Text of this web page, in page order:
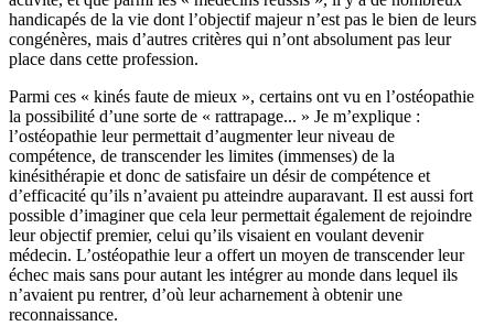
handicapés de la vie dont l’objectif majeur n’est pas le bien de leurs
congénères, mais d’autres critères qui n’ont absolument pas leur
place dans cette profession.
Parmi ces « kinés faute de mieux », certains ont vu en l’ostéopathie
la possibilité d’une sorte de « rattrapage... » Je m’explique :
l’ostéopathie leur permettait d’augmenter leur niveau de
compétence, de transcender les limites (immenses) de la
kinésithérapie et donc de satisfaire un désir de compétence et
d’efficacité qu’ils n’avaient pu atteindre auparavant. Il est aussi fort
possible d’imaginer que cela leur permettait également de rejoindre
leur objectif premier, celui qu’ils visaient en voulant devenir
médecin. L’ostéopathie leur a offert un moyen de transcender leur
échec mais sans pour autant les intégrer au monde dans lequel ils
n’avaient pu rentrer, d’où leur acharnement à obtenir une
reconnaissance.